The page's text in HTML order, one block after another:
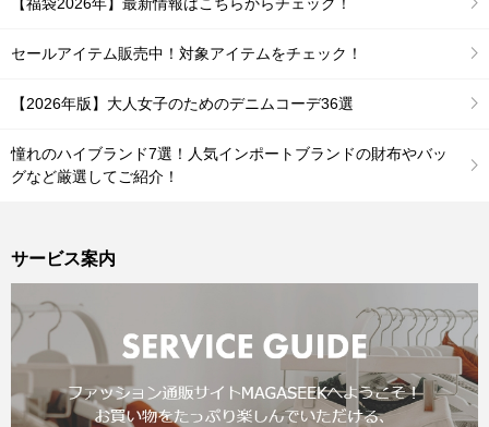
セールアイテム販売中！対象アイテムをチェック！
【2026年版】大人女子のためのデニムコーデ36選
憧れのハイブランド7選！人気インポートブランドの財布やバッ
グなど厳選してご紹介！
サービス案内